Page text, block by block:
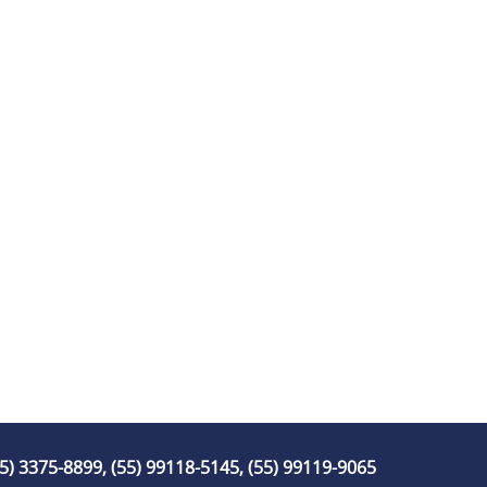
3375-8899, (55) 99118-5145, (55) 99119-9065